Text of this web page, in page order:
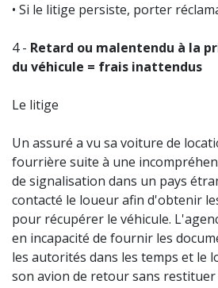
• Si le litige persiste, porter
4 - Retard ou malentendu à la
du véhicule = frais inattendus
Le litige
Un assuré a vu sa voiture de
fourrière suite à une
de signalisation dans un pays
contacté le loueur afin d'obtenir
pour récupérer le véhicule.
en incapacité de fournir les
les autorités dans les temps et le
son avion de retour sans restituer